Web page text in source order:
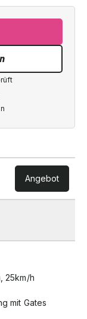
25km/h
mit Gates
Angebot